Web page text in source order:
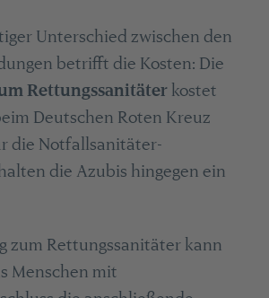
Unterschied zwischen den
betrifft die Kosten: Die
Rettungssanitäterkostet
Deutschen Roten Kreuz
die Notfallsanitäter-
die Azubis hingegen ein
zum Rettungssanitäter kann
Menschen mit